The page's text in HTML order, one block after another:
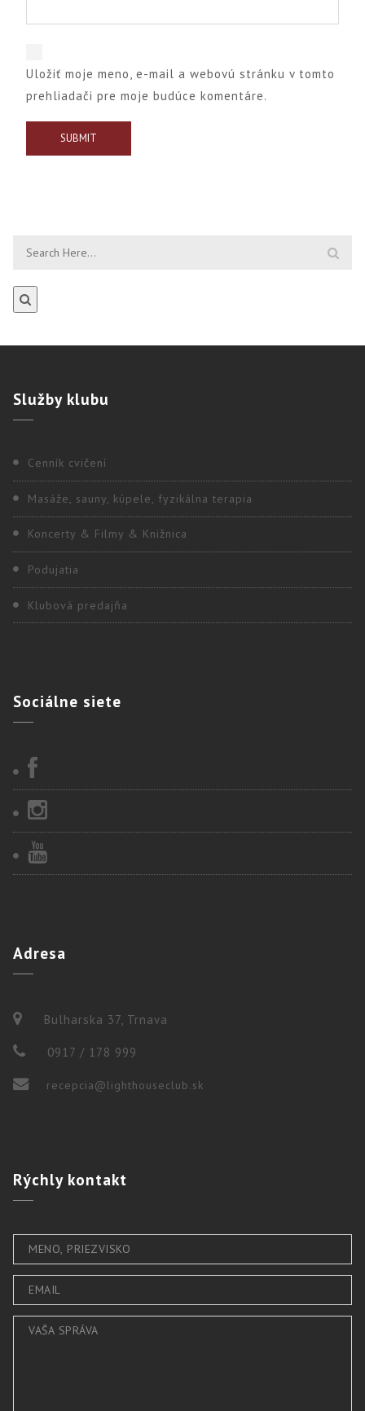
Uložiť moje meno, e-mail a webovú stránku v tomto
prehliadači pre moje budúce komentáre.
Službyklubu
Cenník cvičení
Masáže, sauny, kúpele, fyzikálna terapia
Koncerty & Filmy & Knižnica
Podujatia
Klubová predajňa
Sociálne siete
Adresa
Bulharska 37, Trnava
0917 / 178 999
recepcia@lighthouseclub.sk
Rýchlykontakt